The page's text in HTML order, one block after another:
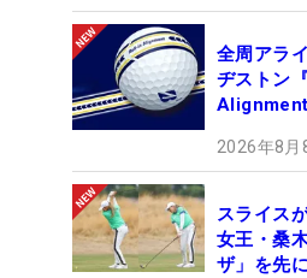
全周アラ
ヂストン
2026年8月
スライス
女王・桑
ザ」を先